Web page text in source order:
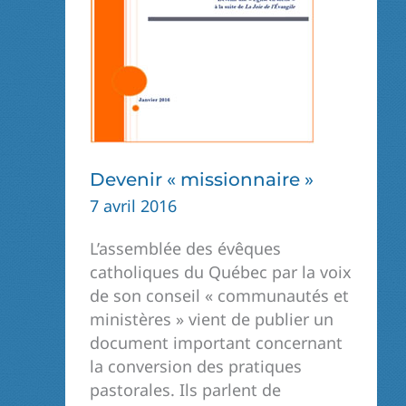
Devenir « missionnaire »
7 avril 2016
L’assemblée des évêques
catholiques du Québec par la voix
de son conseil « communautés et
ministères » vient de publier un
document important concernant
la conversion des pratiques
pastorales. Ils parlent de